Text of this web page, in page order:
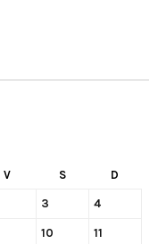
V S D
3 4
10 11